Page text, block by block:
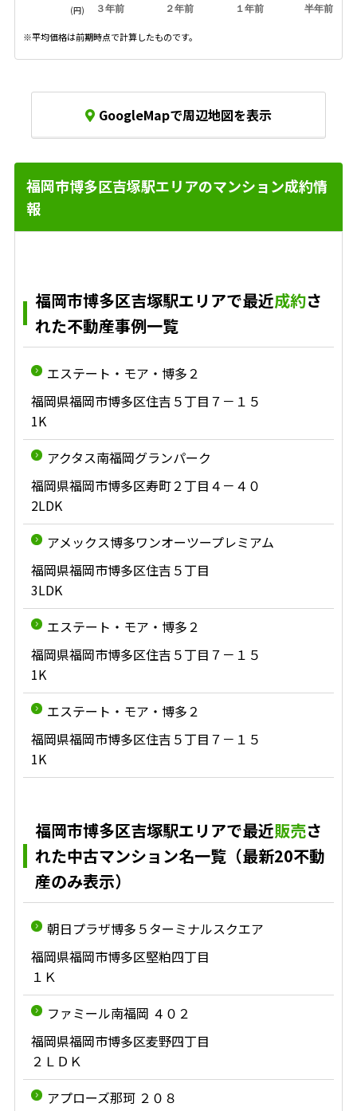
３年前 ２年前 １年前 半年前
(円)
※平均価格は前期時点で計算したものです。
GoogleMapで周辺地図を表示
福岡市博多区吉塚駅エリアのマンション成約情
報
福岡市博多区吉塚駅エリアで最近成約さ
れた不動産事例一覧
エステート・モア・博多２
福岡県福岡市博多区住吉５丁目７－１５
1K
アクタス南福岡グランパーク
福岡県福岡市博多区寿町２丁目４－４０
2LDK
アメックス博多ワンオーツープレミアム
福岡県福岡市博多区住吉５丁目
3LDK
エステート・モア・博多２
福岡県福岡市博多区住吉５丁目７－１５
1K
エステート・モア・博多２
福岡県福岡市博多区住吉５丁目７－１５
1K
福岡市博多区吉塚駅エリアで最近販売さ
れた中古マンション名一覧（最新20不動
産のみ表示）
朝日プラザ博多５ターミナルスクエア
福岡県福岡市博多区堅粕四丁目
１Ｋ
ファミール南福岡 ４０２
福岡県福岡市博多区麦野四丁目
２ＬＤＫ
アプローズ那珂 ２０８